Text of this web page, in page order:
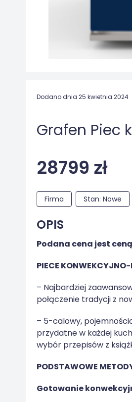
Dodano dnia 25 kwietnia 2024
Grafen Piec
28799 zł
Firma Stan: Nowe
OPIS
Podana cena jest
PIECE
– Najbardziej
połączenie tradycji z
– 5-calowy,
przydatne w każdej
wybór przepisów z
PODSTAWOWE
Gotowanie